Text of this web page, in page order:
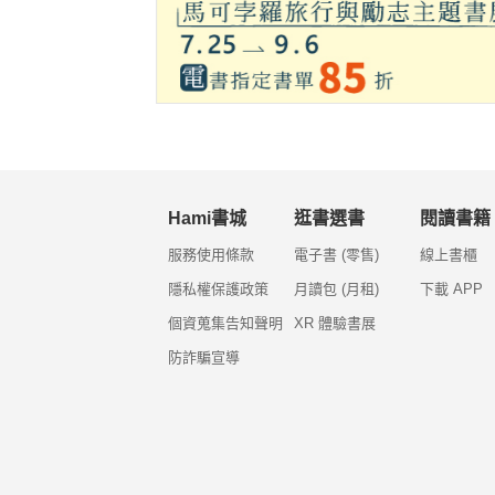
Hami書城
服務使用條款
隱私權保護政策
個資蒐集告知聲明
防詐騙宣導
逛書選書
電子書 (零售)
月讀包 (月租)
XR 體驗書展
閱讀書籍
線上書櫃
下載 APP